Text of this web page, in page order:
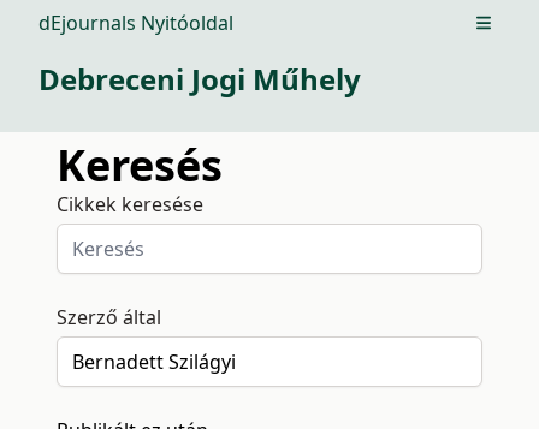
dEjournals Nyitóoldal Open
Debreceni Jogi Műhely
Keresés
Cikkek keresése
Szerző által